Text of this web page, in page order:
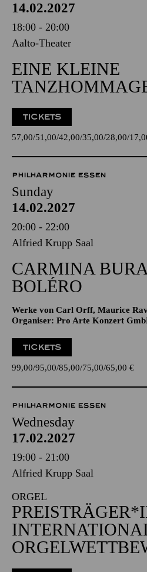
14.02.2027
18:00 - 20:00
Aalto-Theater
EINE KLEINE
TICKETS
57,00 51,00 42,00 35,00 28,00
PHILHARMONIE ESSEN
Sunday
14.02.2027
20:00 - 22:00
Alfried Krupp Saal
CARMINA
BOLÉRO
Werke von Carl Orff, Maurice
Organiser: Pro Arte Konzert
TICKETS
99,00 95,00 85,00 75,00 65,00 €
PHILHARMONIE ESSEN
Wednesday
17.02.2027
19:00 - 21:00
Alfried Krupp Saal
ORGEL